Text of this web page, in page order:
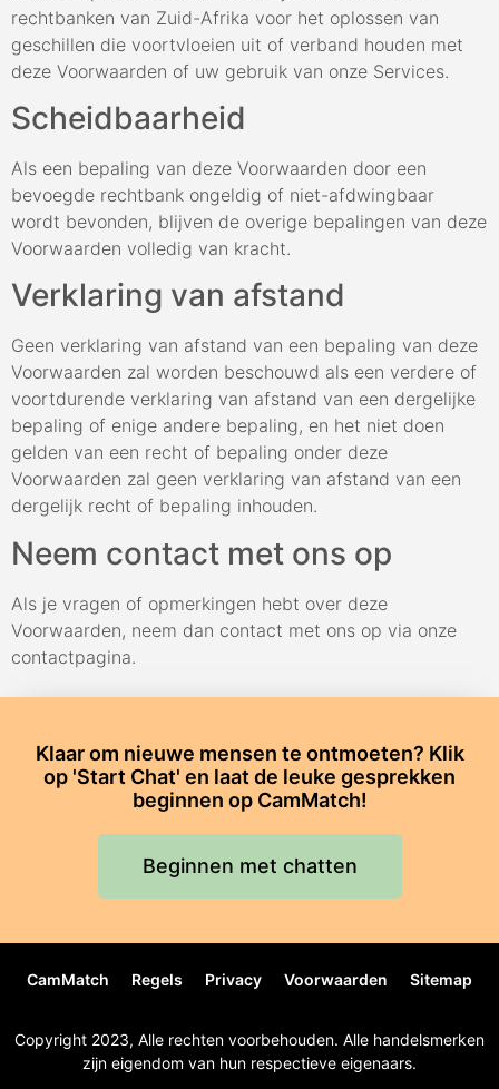
rechtbanken van Zuid-Afrika voor het oplossen van
geschillen die voortvloeien uit of verband houden met
deze Voorwaarden of uw gebruik van onze Services.
Scheidbaarheid
Als een bepaling van deze Voorwaarden door een
bevoegde rechtbank ongeldig of niet-afdwingbaar
wordt bevonden, blijven de overige bepalingen van deze
Voorwaarden volledig van kracht.
Verklaring van afstand
Geen verklaring van afstand van een bepaling van deze
Voorwaarden zal worden beschouwd als een verdere of
voortdurende verklaring van afstand van een dergelijke
bepaling of enige andere bepaling, en het niet doen
gelden van een recht of bepaling onder deze
Voorwaarden zal geen verklaring van afstand van een
dergelijk recht of bepaling inhouden.
Neem contact met ons op
Als je vragen of opmerkingen hebt over deze
Voorwaarden, neem dan contact met ons op via onze
contactpagina.
Klaar om nieuwe mensen te ontmoeten? Klik
op 'Start Chat' en laat de leuke gesprekken
beginnen op CamMatch!
Beginnen met chatten
CamMatch Regels Privacy Voorwaarden Sitemap
Copyright 2023, Alle rechten voorbehouden. Alle handelsmerken
zijn eigendom van hun respectieve eigenaars.